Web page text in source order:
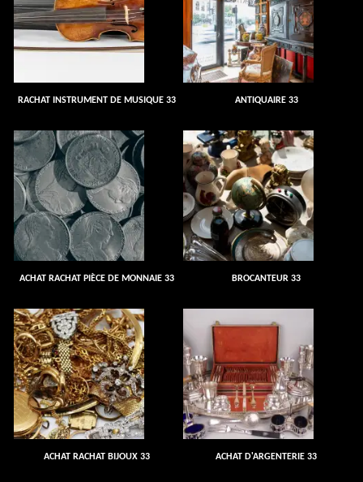
RACHAT INSTRUMENT DE MUSIQUE 33 ANTIQUAIRE 33
ACHAT RACHAT PIÈCE DE MONNAIE 33 BROCANTEUR 33
ACHAT RACHAT BIJOUX 33 ACHAT D'ARGENTERIE 33